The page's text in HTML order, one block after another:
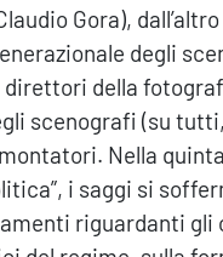
Gora), dall’altro
degli
della
scenografi (su
Nella
i saggi si
riguardanti gli